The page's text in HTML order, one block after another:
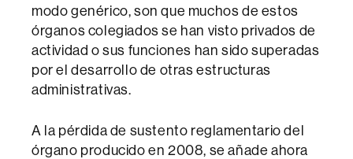
modo genérico, son que muchos de estos
órganos colegiados se han visto privados de
actividad o sus funciones han sido superadas
por el desarrollo de otras estructuras
administrativas.
A la pérdida de sustento reglamentario del
órgano producido en 2008, se añade ahora